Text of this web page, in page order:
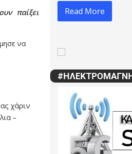
παίξει
να
χάριν
–
Read More